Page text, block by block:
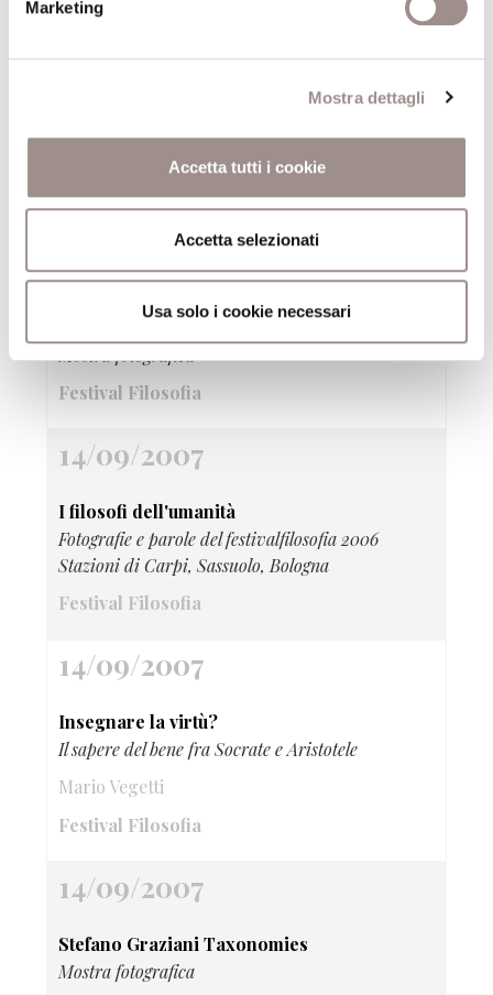
Marketing
Mostra dettagli
Accetta tutti i cookie
Accetta selezionati
Usa solo i cookie necessari
19/09/2008
Caccia al tesoro on lineGiochi virtuali, viaggi
Festival Filosofia
14/09/2007
Mostra fotografica
Festival Filosofia
14/09/2007
I filosofi dell'umanità
Fotografie e parole del festivalfilosofia 2006
Stazioni di Carpi, Sassuolo, Bologna
Festival Filosofia
14/09/2007
Insegnare la virtù?
Il sapere del bene fra Socrate e Aristotele
Mario Vegetti
Festival Filosofia
14/09/2007
Stefano Graziani Taxonomies
Mostra fotografica